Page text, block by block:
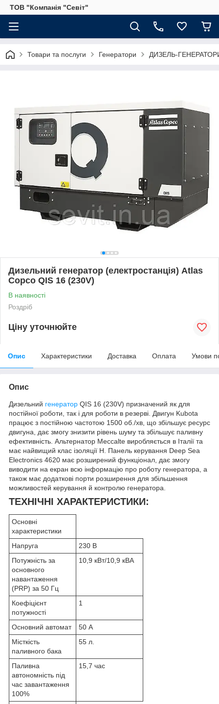
ТОВ "Компанія "Севіт"
Товари та послуги Генератори ДИЗЕЛЬ-
Дизельний генератор (електростанція) Atlas
Copco QIS 16 (230V)
В наявності
Роздріб
Ціну уточнюйте
Опис Характеристики Доставка Оплата Умови
Опис
Дизельний генератор QIS 16 (230V) призначений як для
постійної роботи, так і для роботи в резерві. Двигун Kubota
працює з постійною частотою 1500 об./хв, що збільшує ресурс
двигуна, дає змогу знизити рівень шуму та збільшує паливну
ефективність. Альтернатор Meccalte виробляється в Італії та
має найвищий клас ізоляції H. Панель керування Deep Sea
Electronics 4620 має розширений функціонал, дає змогу
виводити на екран всю інформацію про роботу генератора, а
також має додаткові порти розширення для збільшення
можливостей керування й контролю генератора.
ТЕХНІЧНІ ХАРАКТЕРИСТИКИ:
Основні
характеристики
Напруга
230 В
Потужність за
основного
навантаження
(PRP) за 50 Гц
10,9 кВт/10,9 кВА
Коефіцієнт
потужності
1
Основний автомат
50 А
Місткість
паливного бака
55 л.
Паливна
автономність під
час завантаження
100%
15,7 час